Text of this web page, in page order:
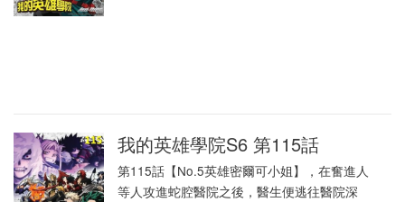
我的英雄學院S6 第115話
第115話【No.5英雄密爾可小姐】，在奮進人
等人攻進蛇腔醫院之後，醫生便逃往醫院深